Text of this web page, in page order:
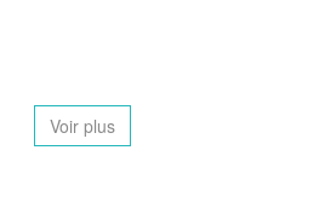
Voir plus